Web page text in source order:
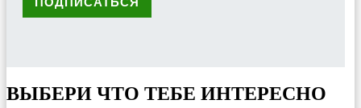
ВЫБЕРИ ЧТО ТЕБЕ ИНТЕРЕСНО